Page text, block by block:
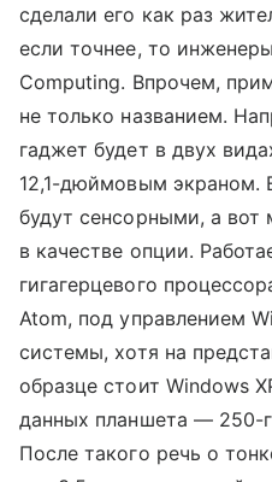
сделали его как раз
если точнее, то
Computing. Впрочем,
не только названием.
гаджет будет в двух
12,1-дюймовым экраном.
будут сенсорными, а вот
в качестве опции.
гигагерцевого
Atom, под управлением
системы, хотя на
образце стоит Windows
данных планшета — 250-
После такого речь о